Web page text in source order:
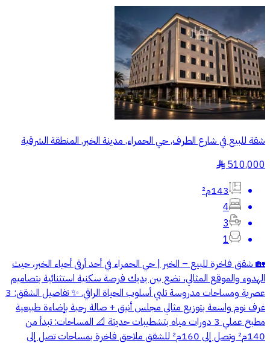
شقة للبيع في شارع الطرف, حي الحمراء, مدينة الخبر, المنطقة الشرقية
510,000
§
143م²
4
3
1
🏡 شقق فاخرة للبيع – الخبر | حي الحمراء في أحد أرقى أحياء الخبر، حيث
الهدوء والموقع المثالي، نضع بين يديك فرصة سكنية استثنائية بتصاميم
عصرية ومساحات مدروسة تلبي أسلوب الحياة الراقي. ✨ تفاصيل الشقق: 3
غرف نوم واسعة بتوزيع مثالي مجلس أنيق + صالة رحبة بإضاءة طبيعية
مطبخ عملي 3 دورات مياه بتشطيبات حديثة 📐 المساحات: تبدأ من
140م² وتصل إلى 160م² للشقق ملاحق فاخرة بمساحات تصل إلى